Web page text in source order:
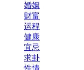
婚姻
财富
运程
健康
宜忌
求卦
性情